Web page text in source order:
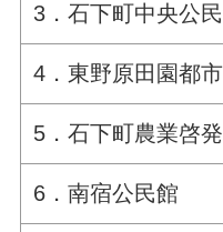
3．石下町中央公
4．東野原田園都
5．石下町農業啓
6．南宿公民館